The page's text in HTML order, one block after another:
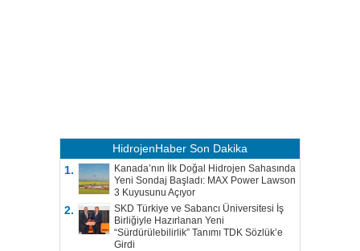
HidrojenHaber Son Dakika
1.
Kanada’nın İlk Doğal Hidrojen Sahasında
Yeni Sondaj Başladı: MAX Power Lawson
3 Kuyusunu Açıyor
2.
SKD Türkiye ve Sabancı Üniversitesi İş
Birliğiyle Hazırlanan Yeni
“Sürdürülebilirlik” Tanımı TDK Sözlük’e
Girdi